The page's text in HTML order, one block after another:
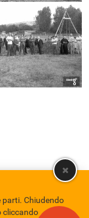
Privacy policy
parti. Chiudendo
cliccando